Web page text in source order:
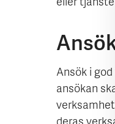
Ansök i
ansökan